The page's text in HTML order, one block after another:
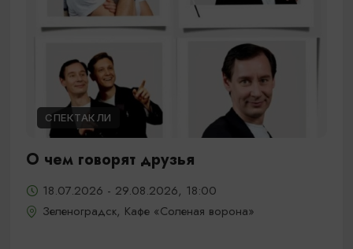
СПЕКТАКЛИ
О чем говорят друзья
18.07.2026 - 29.08.2026, 18:00
Зеленоградск, Кафе «Соленая ворона»